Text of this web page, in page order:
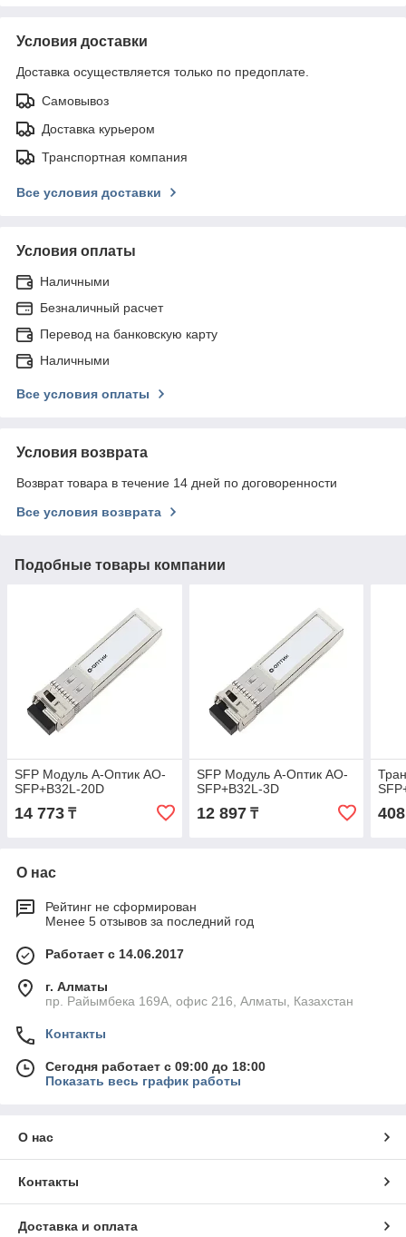
Условия доставки
Доставка осуществляется только по предоплате.
Самовывоз
Доставка курьером
Транспортная компания
Все условия доставки
Условия оплаты
Наличными
Безналичный расчет
Перевод на банковскую карту
Наличными
Все условия оплаты
Условия возврата
Возврат товара в течение 14 дней по договоренности
Все условия возврата
Подобные товары компании
SFP Модуль А-Оптик AO-
SFP+B32L-20D
14 773 ₸
SFP Модуль А-Оптик AO-
SFP+B32L-3D
12 897₸
О нас
Рейтинг не сформирован
Менее 5 отзывов за последний год
Работает с 14.06.2017
г. Алматы
пр. Райымбека 169А, офис 216, Алматы, Казахстан
Контакты
Сегодня работает с 09:00 до 18:00
Показать весь график работы
О нас
Контакты
Доставка и оплата